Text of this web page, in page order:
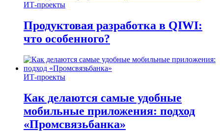
ИТ-проекты
Продуктовая разработка в QIWI:
что особенного?
ИТ-проекты
Как делаются самые удобные
мобильные приложения: подход
«Промсвязьбанка»